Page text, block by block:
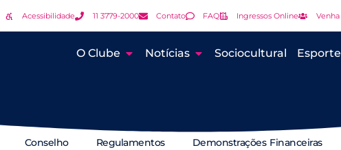
Acessibilidade 11 3779-2000 Contato FAQ Ingressos Online
O Clube Notícias Sociocultural
Conselho Regulamentos Demonstrações Financeiras